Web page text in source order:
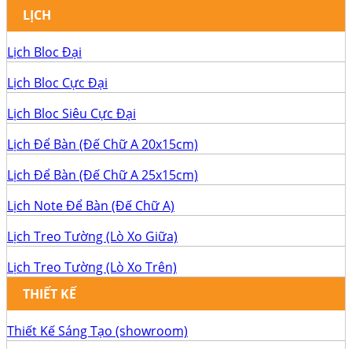
LỊCH
Lịch Bloc Đại
Lịch Bloc Cực Đại
Lịch Bloc Siêu Cực Đại
Lịch Để Bàn (Đế Chữ A 20x15cm)
Lịch Để Bàn (Đế Chữ A 25x15cm)
Lịch Note Để Bàn (Đế Chữ A)
Lịch Treo Tường (Lò Xo Giữa)
Lịch Treo Tường (Lò Xo Trên)
THIẾT KẾ
Thiết Kế Sáng Tạo (showroom)